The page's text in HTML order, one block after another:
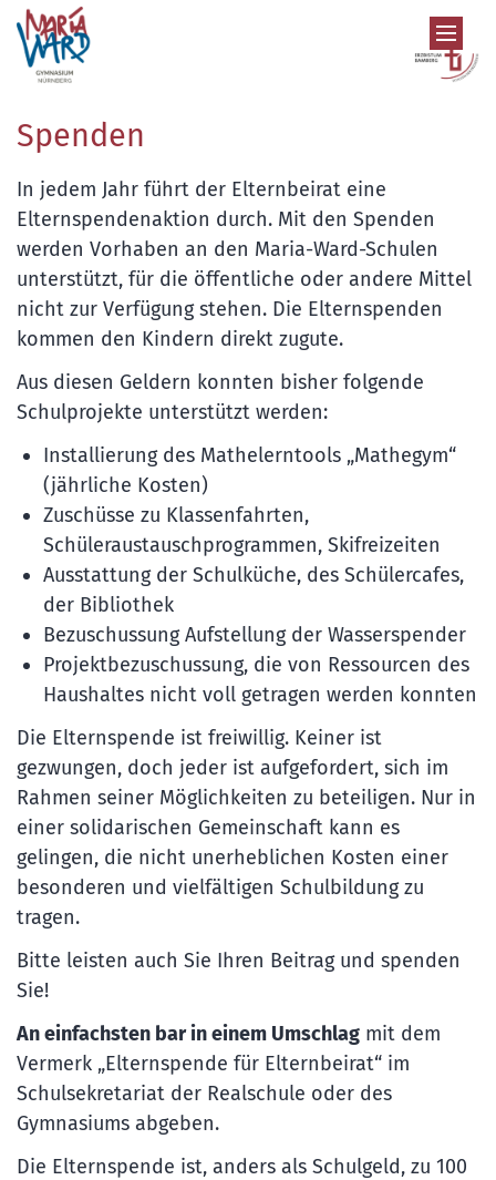
Zum Inhalt springen
Spenden
In jedem Jahr führt der Elternbeirat eine
Elternspendenaktion durch. Mit den Spenden
werden Vorhaben an den Maria-Ward-Schulen
unterstützt, für die öffentliche oder andere Mittel
nicht zur Verfügung stehen. Die Elternspenden
kommen den Kindern direkt zugute.
Aus diesen Geldern konnten bisher folgende
Schulprojekte unterstützt werden:
Installierung des Mathelerntools „Mathegym“
(jährliche Kosten)
Zuschüsse zu Klassenfahrten,
Schüleraustauschprogrammen, Skifreizeiten
Ausstattung der Schulküche, des Schülercafes,
der Bibliothek
Bezuschussung Aufstellung der Wasserspender
Projektbezuschussung, die von Ressourcen des
Haushaltes nicht voll getragen werden konnten
Die Elternspende ist freiwillig. Keiner ist
gezwungen, doch jeder ist aufgefordert, sich im
Rahmen seiner Möglichkeiten zu beteiligen. Nur in
einer solidarischen Gemeinschaft kann es
gelingen, die nicht unerheblichen Kosten einer
besonderen und vielfältigen Schulbildung zu
tragen.
Bitte leisten auch Sie Ihren Beitrag und spenden
Sie!
An einfachsten bar in einem Umschlag mit dem
Vermerk „Elternspende für Elternbeirat“ im
Schulsekretariat der Realschule oder des
Gymnasiums abgeben.
Die Elternspende ist, anders als Schulgeld, zu 100